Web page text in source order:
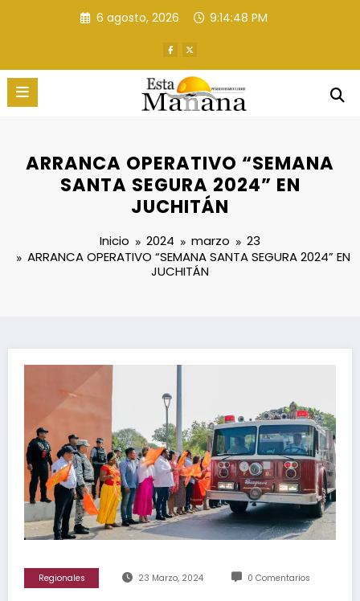
6 agosto, 2026 9:14:49 PM
ARRANCA OPERATIVO “SEMANA
SANTA SEGURA 2024” EN
JUCHITÁN
Inicio 2024 marzo
23
ARRANCA OPERATIVO “SEMANA SANTA SEGURA 2024” EN
JUCHITÁN
Regionales 23 Marzo, 2024 0 Comentarios